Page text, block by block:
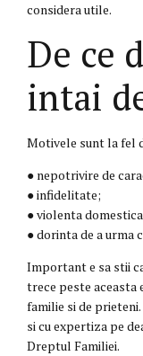
considera utile.
De ce
intai
Motivele sunt la fel
● nepotrivire de
● infidelitate;
● violenta
● dorinta de a urma
Important e sa stii
trece peste aceasta
familie si de
si cu expertiza pe
Dreptul Familiei.